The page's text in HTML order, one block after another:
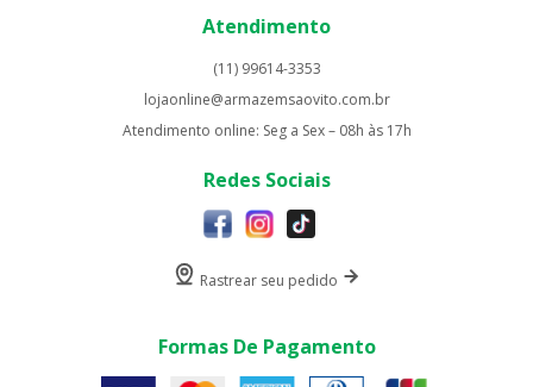
Atendimento
(11) 99614-3353
lojaonline@armazemsaovito.com.br
Atendimento online: Seg a Sex – 08h às 17h
Redes Sociais
Rastrear seu pedido
Formas De Pagamento